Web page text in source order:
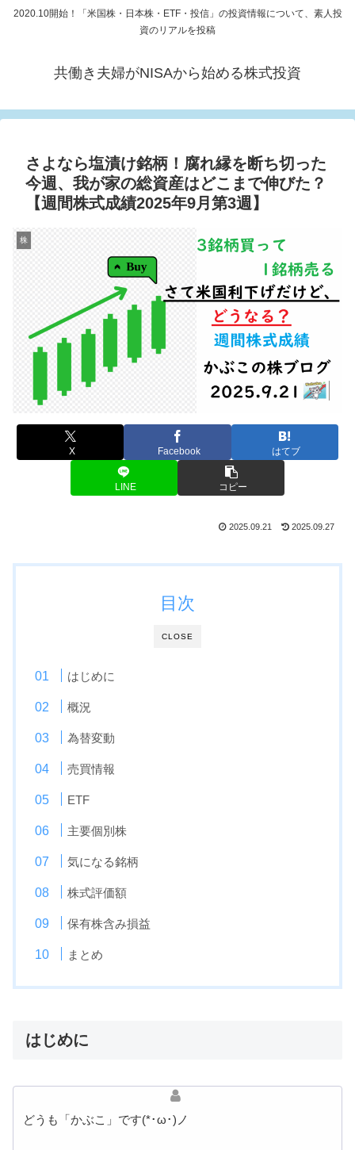
2020.10開始！「米国株・日本株・ETF・投信」の投資情報について、素人投
資のリアルを投稿
共働き夫婦がNISAから始める株式投資
さよなら塩漬け銘柄！腐れ縁を断ち切った
今週、我が家の総資産はどこまで伸びた？
【週間株式成績2025年9月第3週】
株
X Facebook はてブ
LINE コピー
2025.09.21 2025.09.27
CLOSE
目次
はじめに
概況
為替変動
売買情報
ETF
主要個別株
気になる銘柄
株式評価額
保有株含み損益
まとめ
はじめに
どうも「かぶこ」です(*･ω･)ノ